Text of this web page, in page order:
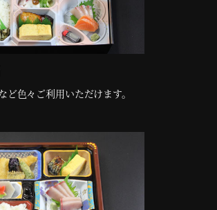
ど色々ご利用いただけます。